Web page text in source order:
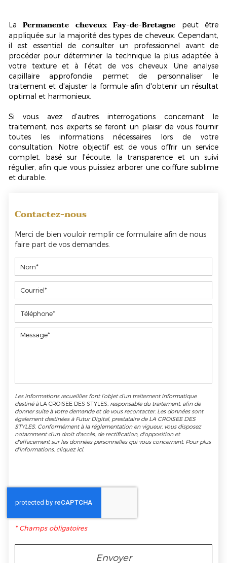
LaPermanente cheveux Fay-de-Bretagne peut être
appliquée sur la majorité des types de cheveux. Cependant,
il est essentiel de consulter un professionnel avant de
procéder pour déterminer la technique la plus adaptée à
votre texture et à l'état de vos cheveux. Une analyse
capillaire approfondie permet de personnaliser le
traitement et d'ajuster la formule afin d'obtenir un résultat
optimal et harmonieux.
Si vous avez d'autres interrogations concernant le
traitement, nos experts se feront un plaisir de vous fournir
toutes les informations nécessaires lors de votre
consultation. Notre objectif est de vous offrir un service
complet, basé sur l'écoute, la transparence et un suivi
régulier, afin que vous puissiez arborer une coiffure sublime
et durable.
Contactez-nous
Merci de bien vouloir remplir ce formulaire afin de nous
faire part de vos demandes.
Les informations recueillies font l’objet d’un traitement informatique
destiné àLA CROISEE DES STYLES , responsable du traitement, afin de
donner suite à votre demande et de vous recontacter. Les données sont
également destinées à Futur Digital, prestataire de LA CROISEE DES
STYLES. Conformément à la réglementation en vigueur, vous disposez
notamment d'un droit d'accès, de rectification, d'opposition et
d'effacement sur les données personnelles qui vous concernent. Pour plus
d’informations, cliquez ici.
*Champs obligatoires